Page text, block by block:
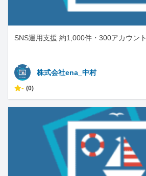
SNS運用支援 約1,000件・300アカウン
株式会社ena_中村
- (0)